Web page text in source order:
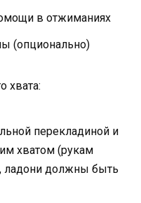
в отжиманиях
(опционально)
хвата:
перекладиной и
хватом (рукам
ладони должны быть